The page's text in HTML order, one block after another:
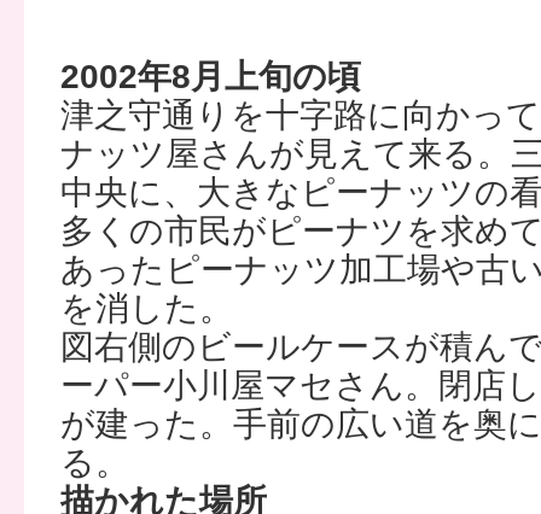
2002年8月上旬の頃
津之守通りを十字路に向かっ
ナッツ屋さんが見えて来る。
中央に、大きなピーナッツの
多くの市民がピーナツを求め
あったピーナッツ加工場や古
を消した。
図右側のビールケースが積ん
ーパー小川屋マセさん。閉店
が建った。手前の広い道を奥
る。
描かれた場所